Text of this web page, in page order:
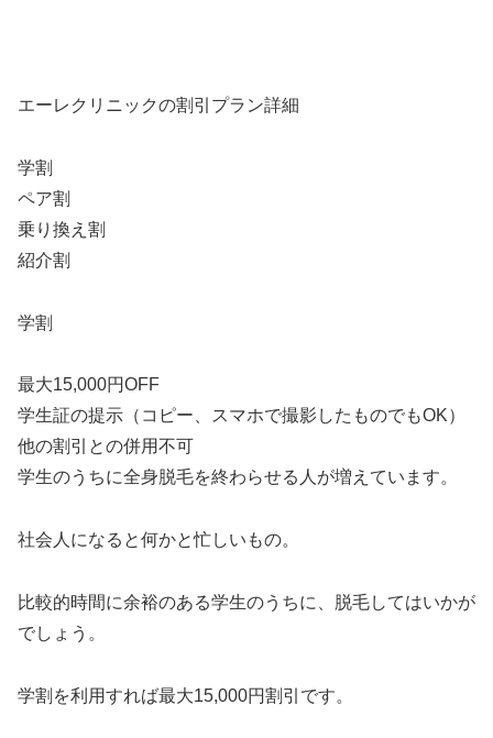
エーレクリニックの割引プラン詳細
学割
ペア割
乗り換え割
紹介割
学割
最大15,000円OFF
学生証の提示（コピー、スマホで撮影したものでもOK）
他の割引との併用不可
学生のうちに全身脱毛を終わらせる人が増えています。
社会人になると何かと忙しいもの。
比較的時間に余裕のある学生のうちに、脱毛してはいかが
でしょう。
学割を利用すれば最大15,000円割引です。